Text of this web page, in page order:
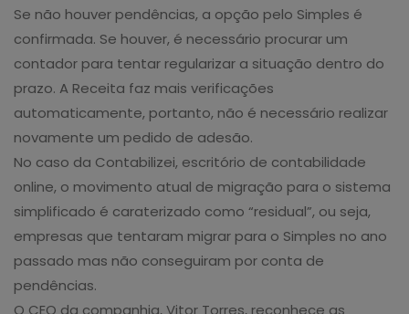
Se não houver pendências, a opção pelo Simples é
confirmada. Se houver, é necessário procurar um
contador para tentar regularizar a situação dentro do
prazo. A Receita faz mais verificações
automaticamente, portanto, não é necessário realizar
novamente um pedido de adesão.
No caso da Contabilizei, escritório de contabilidade
online, o movimento atual de migração para o sistema
simplificado é caraterizado como “residual”, ou seja,
empresas que tentaram migrar para o Simples no ano
passado mas não conseguiram por conta de
pendências.
O CEO da companhia, Vitor Torres, reconhece as